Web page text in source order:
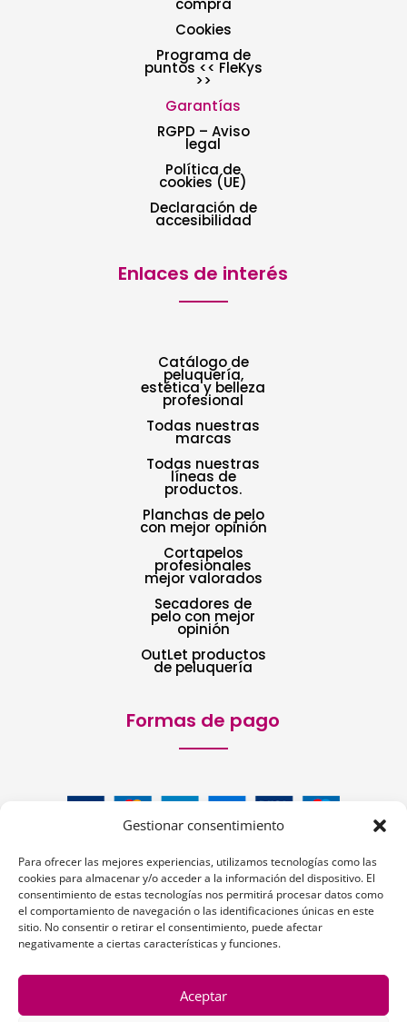
Gestionar consentimiento
Para ofrecer las mejores experiencias, utilizamos tecnologías como las
cookies para almacenar y/o acceder a la información del dispositivo. El
consentimiento de estas tecnologías nos permitirá procesar datos como
el comportamiento de navegación o las identificaciones únicas en este
sitio. No consentir o retirar el consentimiento, puede afectar
negativamente a ciertas características y funciones.
Aceptar
compra
Cookies
Programa de
puntos << FleKys
>>
Garantías
RGPD – Aviso
legal
Política de
cookies (UE)
Declaración de
accesibilidad
Enlaces de interés
Catálogo de
peluquería,
estética y belleza
profesional
Todas nuestras
marcas
Todas nuestras
líneas de
productos.
Planchas de pelo
con mejor opinión
Cortapelos
profesionales
mejor valorados
Secadores de
pelo con mejor
opinión
OutLet productos
de peluquería
Formas de pago
Siguenos: